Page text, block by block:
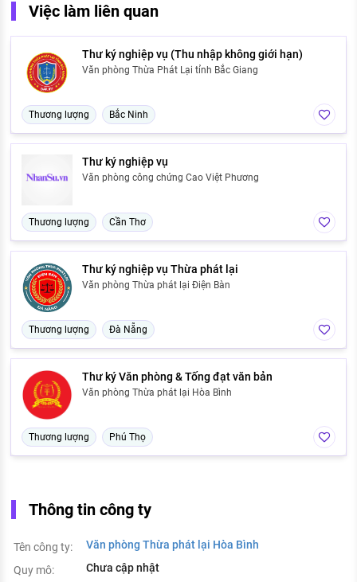
Việc làm liên quan
Thư ký nghiệp vụ (Thu nhập không giới hạn)
Văn phòng Thừa Phát Lại tỉnh Bắc Giang
Thương lượng Bắc Ninh
Thư ký nghiệp vụ
Văn phòng công chứng Cao Việt Phương
Thương lượng Cần Thơ
Thư ký nghiệp vụ Thừa phát lại
Văn phòng Thừa phát lại Điện Bàn
Thương lượng Đà Nẵng
Thư ký Văn phòng & Tống đạt văn bản
Văn phòng Thừa phát lại Hòa Bình
Thương lượng Phú Thọ
Thông tin công ty
Tên công ty:
Văn phòng Thừa phát lại Hòa Bình
Quy mô:
Chưa cập nhật